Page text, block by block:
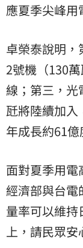
應夏季尖峰用
卓榮泰說明
2號機（130
線；第三，光
瓩將陸續加
年成長約61億
面對夏季用
經濟部與台電
量率可以維持
上，請民眾安